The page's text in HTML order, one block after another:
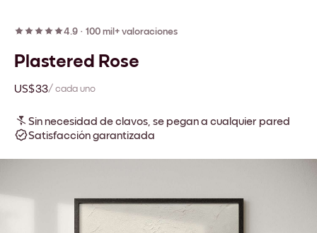
4.9 · 100 mil+ valoraciones
Plastered Rose
US$33/ cada uno
Sin necesidad de clavos, se pegan a cualquier pared
Satisfacción garantizada